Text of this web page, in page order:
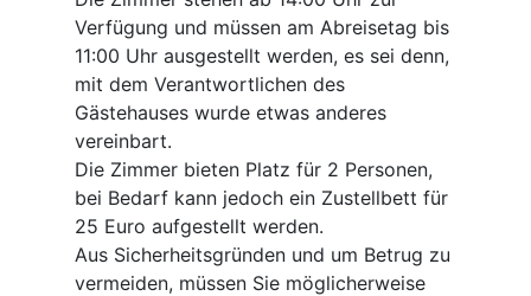
Verfügung und müssen am Abreisetag bis
11:00 Uhr ausgestellt werden, es sei denn,
mit dem Verantwortlichen des
Gästehauses wurde etwas anderes
vereinbart.
Die Zimmer bieten Platz für 2 Personen,
bei Bedarf kann jedoch ein Zustellbett für
25 Euro aufgestellt werden.
Aus Sicherheitsgründen und um Betrug zu
vermeiden, müssen Sie möglicherweise